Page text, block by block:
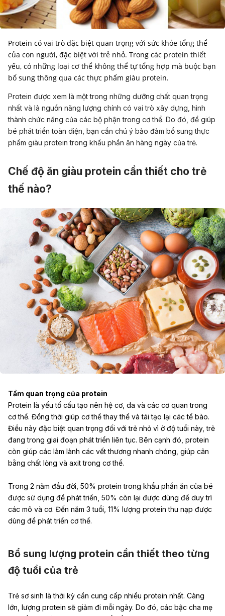
Protein có vai trò đặc biệt quan trọng với sức khỏe tổng thể
của con người, đặc biệt với trẻ nhỏ. Trong các protein thiết
yếu, có những loại cơ thể không thể tự tổng hợp mà buộc bạn
bổ sung thông qua các thực phẩm giàu protein.
Protein được xem là một trong những dưỡng chất quan trọng
nhất và là nguồn năng lượng chính có vai trò xây dựng, hình
thành chức năng của các bộ phận trong cơ thể. Do đó, để giúp
bé phát triển toàn diện, bạn cần chú ý bảo đảm bổ sung thực
phẩm giàu protein trong khẩu phần ăn hàng ngày của trẻ.
Chế độ ăn giàu protein cần thiết cho trẻ
thế nào?
Tầm quan trọng của protein
Protein là yếu tố cấu tạo nên hệ cơ, da và các cơ quan trong
cơ thể. Đồng thời giúp cơ thể thay thế và tái tạo lại các tế bào.
Điều này đặc biệt quan trọng đối với trẻ nhỏ vì ở độ tuổi này, trẻ
đang trong giai đoạn phát triển liên tục. Bên cạnh đó, protein
còn giúp các làm lành các vết thương nhanh chóng, giúp cân
bằng chất lỏng và axit trong cơ thể.
Trong 2 năm đầu đời, 50% protein trong khẩu phần ăn của bé
được sử dụng để phát triển, 50% còn lại được dùng để duy trì
các mô và cơ. Đến năm 3 tuổi, 11% lượng protein thu nạp được
dùng để phát triển cơ thể.
Bổ sung lượng protein cần thiết theo từng
độ tuổi của trẻ
Trẻ sơ sinh là thời kỳ cần cung cấp nhiều protein nhất. Càng
lớn, lượng protein sẽ giảm đi mỗi ngày. Do đó, các bậc cha mẹ